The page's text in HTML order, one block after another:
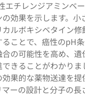
エチレンジアミンベ
効果を示します。小
ルボキシベタイン修
ことで、癌性のpH
の可能性を高め、遺
できることがわかり
果的な薬物送達を提
ーの設計と分子の長